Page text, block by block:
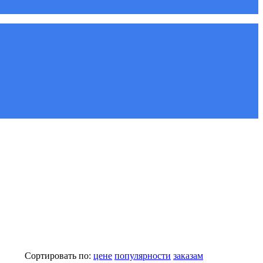
Сортировать по: цене популярности заказам